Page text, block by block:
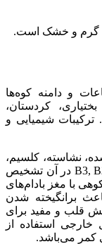
گرم و خشک است.
و دامنه کوه‌ها
کردستان،
ترکیبات شیمیایی و
نشاسته، کلسیم،
فسفر، آهن، پتاسیم و ویتامین‌های B3, B2, B1 در آن تشخیص
با مغز بادام‌های
برانگیخته شدن
قلب و مفید برای
خارجی استفاده از
کمر می‌باشد.